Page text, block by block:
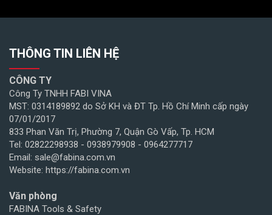
THÔNG TIN LIÊN HỆ
CÔNG TY
Công Ty TNHH FABI VINA
MST: 0314189892 do Sở KH và ĐT Tp. Hồ Chí Minh cấp ngày
07/01/2017
833 Phan Văn Trị, Phường 7, Quận Gò Vấp, Tp. HCM
Tel: 02822298938 - 0938979908 - 0964277717
Email: sale@fabina.com.vn
Website: https://fabina.com.vn
Văn phòng
FABINA Tools & Safety